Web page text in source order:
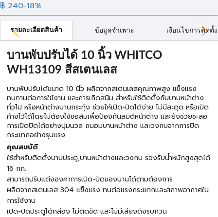
฿ 240-18%
รายละเอียดสินค้า ข้อมูลจำเพาะ เงื่อนไขการติดตั้ง
บานพับปรับได้ 10 นิ้ว WHITCO
WH13109 สีสเตนเลส
บานพับปรับได้ขนาด 10 นิ้ว ผลิตจากสเตนเลสคุณภาพสูง แข็งแรง
ทนทานต่อการใช้งาน และการเกิดสนิม สำหรับใช้ติดตั้งกับบานหน้าต่าง
ทั่วไป หรือหน้าต่างบานกระทุ้ง ช่วยให้เปิด-ปิดได้ง่าย ไม่มีสะดุด หรือเปิด
ค้างไว้ได้โดยไม่ต้องใช้ขอสับเพื่อป้องกันลมตีหน้าต่าง และยังช่วยชะลอ
การเปิดปิดได้อย่างนุ่มนวล ถนอมบานหน้าต่าง และวงกบจากการปิด
กระแทกอย่างรุนแรง
คุณสมบัติ
ใช้สำหรับติดตั้งบานประตู,บานหน้าต่างและวงกบ รองรับน้ำหนักสูงสุดได้
16 กก.
สามารถปรับแต่งองศาการเปิด-ปิดของบานได้ตามต้องการ
ผลิตจากสเตนเลส 304 แข็งแรง ทนต่อแรงกระแทกและสภาพอากาศใน
การใช้งาน
เปิด-ปิดประตูได้คล่อง ไม่ติดขัด และไม่มีเสียงดังรบกวน